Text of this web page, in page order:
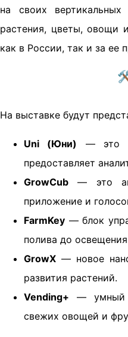
на своих
растения, цветы, овощи
как в России, так и за ее
🛠
На выставке будут
Uni (Юни)
— это
предоставляет
GrowCub — это
приложение и
FarmKey — блок
полива до
GrowX — новое
развития растений.
Vending+ — умный
свежих овощей и